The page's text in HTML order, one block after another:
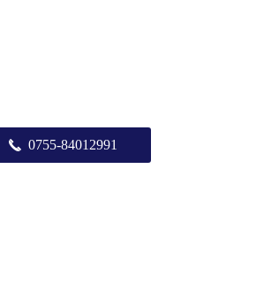
끅 0755-84012991